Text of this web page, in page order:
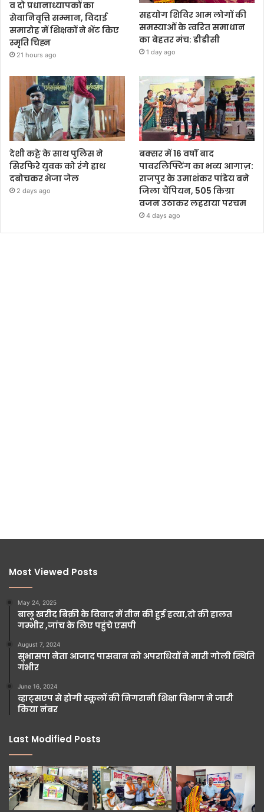
व दो प्रधानाध्यापकों का
सेवानिवृत्ति सम्मान, विदाई
समारोह में शिक्षकों ने भेंट किए
स्मृति चिह्न
21 hours ago
सहयोग शिविर आम लोगों की
समस्याओं के त्वरित समाधान
का बेहतर मंच: डीडीसी
1 day ago
देशी कट्टे के साथ पुलिस ने
सिरफिरे युवक को रंगे हाथ
दबोचकर भेजा जेल
2 days ago
बक्सर में 16 वर्षों बाद
पावरलिफ्टिंग का भव्य आगाज़:
राजपुर के उमाशंकर पांडेय बने
जिला चैंपियन, 505 किग्रा
वजन उठाकर लहराया परचम
4 days ago
Most Viewed Posts
May 24, 2025
बालू खरीद बिक्री के विवाद में तीन की हुई हत्या,दो की हालत
गम्भीर ,जांच के लिए पहुंचे एसपी
August 7, 2024
सुभासपा नेता आजाद पासवान को अपराधियों ने मारी गोली स्थिति
गंभीर
June 16, 2024
व्हाट्सएप से होगी स्कूलों की निगरानी शिक्षा विभाग ने जारी
किया नंबर
Last Modified Posts